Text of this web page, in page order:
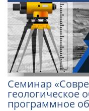
Семинар
геологическое
программное